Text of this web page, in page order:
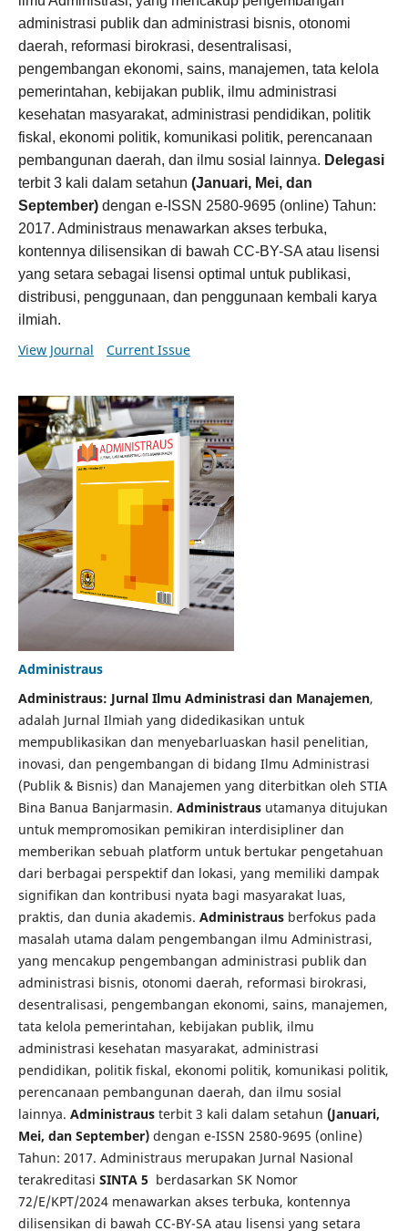
administrasi publik dan administrasi bisnis, otonomi
daerah, reformasi birokrasi, desentralisasi,
pengembangan ekonomi, sains, manajemen, tata kelola
pemerintahan, kebijakan publik, ilmu administrasi
kesehatan masyarakat, administrasi pendidikan, politik
fiskal, ekonomi politik, komunikasi politik, perencanaan
pembangunan daerah, dan ilmu sosial lainnya. Delegasi
terbit 3 kali dalam setahun (Januari, Mei, dan
September)dengan e-ISSN 2580-9695 (online) Tahun:
2017. Administraus menawarkan akses terbuka,
kontennya dilisensikan di bawah CC-BY-SA atau lisensi
yang setara sebagai lisensi optimal untuk publikasi,
distribusi, penggunaan, dan penggunaan kembali karya
ilmiah.
View Journal Current Issue
Administraus
Administraus: Jurnal Ilmu Administrasi dan Manajemen,
adalah Jurnal Ilmiah yang didedikasikan untuk
mempublikasikan dan menyebarluaskan hasil penelitian,
inovasi, dan pengembangan di bidang Ilmu Administrasi
(Publik & Bisnis) dan Manajemen yang diterbitkan oleh STIA
Bina Banua Banjarmasin. Administrausutamanya ditujukan
untuk mempromosikan pemikiran interdisipliner dan
memberikan sebuah platform untuk bertukar pengetahuan
dari berbagai perspektif dan lokasi, yang memiliki dampak
signifikan dan kontribusi nyata bagi masyarakat luas,
praktis, dan dunia akademis. Administrausberfokus pada
masalah utama dalam pengembangan ilmu Administrasi,
yang mencakup pengembangan administrasi publik dan
administrasi bisnis, otonomi daerah, reformasi birokrasi,
desentralisasi, pengembangan ekonomi, sains, manajemen,
tata kelola pemerintahan, kebijakan publik, ilmu
administrasi kesehatan masyarakat, administrasi
pendidikan, politik fiskal, ekonomi politik, komunikasi politik,
perencanaan pembangunan daerah, dan ilmu sosial
lainnya. Administrausterbit 3 kali dalam setahun (Januari,
Mei, dan September)dengan e-ISSN 2580-9695 (online)
Tahun: 2017. Administraus merupakan Jurnal Nasional
terakreditasi SINTA 5 berdasarkan SK Nomor
72/E/KPT/2024 menawarkan akses terbuka, kontennya
dilisensikan di bawah CC-BY-SA atau lisensi yang setara